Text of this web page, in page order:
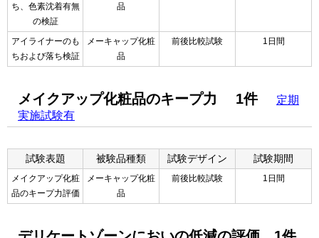
ち、色素沈着有無
の検証
品
アイライナーのも
ちおよび落ち検証
メーキャップ化粧
品
前後比較試験 1日間
メイクアップ化粧品のキープ力 1件
定期
実施試験有
試験表題 被験品種類 試験デザイン 試験期間
メイクアップ化粧
品のキープ力評価
メーキャップ化粧
品
前後比較試験 1日間